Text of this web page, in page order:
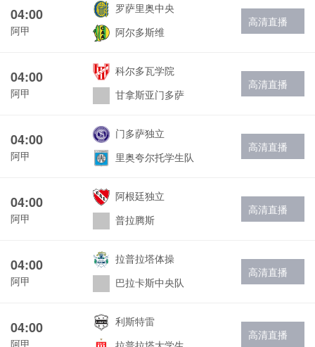
04:00
阿甲
罗萨里奥中央
阿尔多斯维
高清直播
04:00
阿甲
科尔多瓦学院
甘拿斯亚门多萨
高清直播
04:00
阿甲
门多萨独立
里奥夸尔托学生队
高清直播
04:00
阿甲
阿根廷独立
普拉腾斯
高清直播
04:00
阿甲
拉普拉塔体操
巴拉卡斯中央队
高清直播
04:00
阿甲
利斯特雷
高清直播